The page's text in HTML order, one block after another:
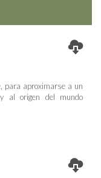
para aproximarse a un
al origen del mundo